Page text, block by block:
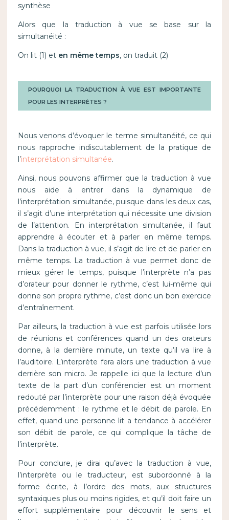
synthèse
Alors que la traduction à vue se base sur la
simultanéité :
On lit (1) et en même temps, on traduit (2)
POURQUOI LA TRADUCTION À VUE EST IMPORTANTE
POUR LES INTERPRÈTES ?
Nous venons d’évoquer le terme simultanéité, ce qui
nous rapproche indiscutablement de la pratique de
l’interprétation simultanée.
Ainsi, nous pouvons affirmer que la traduction à vue
nous aide à entrer dans la dynamique de
l’interprétation simultanée, puisque dans les deux cas,
il s’agit d’une interprétation qui nécessite une division
de l’attention. En interprétation simultanée, il faut
apprendre à écouter et à parler en même temps.
Dans la traduction à vue, il s’agit de lire et de parler en
même temps. La traduction à vue permet donc de
mieux gérer le temps, puisque l’interprète n’a pas
d’orateur pour donner le rythme, c’est lui-même qui
donne son propre rythme, c’est donc un bon exercice
d’entraînement.
Par ailleurs, la traduction à vue est parfois utilisée lors
de réunions et conférences quand un des orateurs
donne, à la dernière minute, un texte qu’il va lire à
l’auditoire. L’interprète fera alors une traduction à vue
derrière son micro. Je rappelle ici que la lecture d’un
texte de la part d’un conférencier est un moment
redouté par l’interprète pour une raison déjà évoquée
précédemment : le rythme et le débit de parole. En
effet, quand une personne lit a tendance à accélérer
son débit de parole, ce qui complique la tâche de
l’interprète.
Pour conclure, je dirai qu’avec la traduction à vue,
l’interprète ou le traducteur, est subordonné à la
forme écrite, à l’ordre des mots, aux structures
syntaxiques plus ou moins rigides, et qu’il doit faire un
effort supplémentaire pour découvrir le sens et